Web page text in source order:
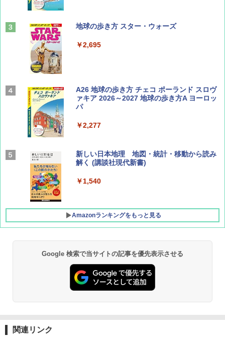
山と溪谷 2026年8月号「南アルプス大全」
￥1,540
Coyote No.89 特集 星野道夫 夢見る旅
￥1,540
AIRLINE（エアライン）2026年9月号【特
集】ボーイング110周年を祝して！
￥1,760
地球の歩き方 スター・ウォーズ
￥2,695
A26 地球の歩き方 チェコ ポーランド スロヴ
ァキア 2026～2027 地球の歩き方A ヨーロッ
パ
￥2,277
新しい日本地理 地図・統計・移動から読み
解く (講談社現代新書)
￥1,540
Amazonランキングをもっと見る
[キャンパーズコレクション 山善] ポップアッ
プテント 傘みたいに広げて畳める パッとサ
ッとサンシェード キューブ フルクローズ メ
ッシュ 簡単設置 ワンタッチテント キャンプ
&ハイキング カーキ PATC-150(KH)
BUNDOK(バンドック)ソロ ドーム 1 EX BDK
-08EX カーキ ソロキャンプ ポリエステル フ
レーム テント
￥14,800
Google 検索で当サイトの記事を優先表示させる
関連リンク